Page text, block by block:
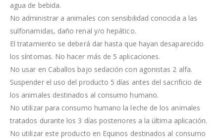
agua de bebida.
No administrar a animales con sensibilidad conocida a las
sulfonamidas, daño renal y/o hepático.
El tratamiento se deberá dar hasta que hayan desaparecido
los síntomas. No hacer más de 5 aplicaciones.
No usar en Caballos bajo sedación con agonistas 2 alfa.
Suspender el uso del producto 5 días antes del sacrificio de
los animales destinados al consumo humano.
No utilizar para consumo humano la leche de los animales
tratados durante los 3 días posteriores a la última aplicación.
No utilizar este producto en Equinos destinados al consumo